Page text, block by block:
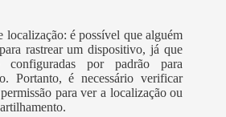
é possível que alguém
rastrear um dispositivo, já que
configuradas por padrão para
Portanto, é necessário verificar
para ver a localização ou